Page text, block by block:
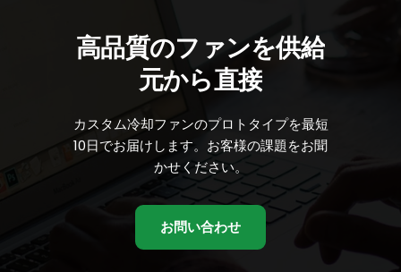
高品質のファンを供給
元から直接
カスタム冷却ファンのプロトタイプを最短
10日でお届けします。お客様の課題をお聞
かせください。
お問い合わせ